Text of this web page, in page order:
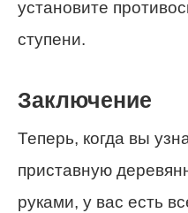
установите
ступени.
Заключение
Теперь, когда вы
приставную
руками, у вас есть